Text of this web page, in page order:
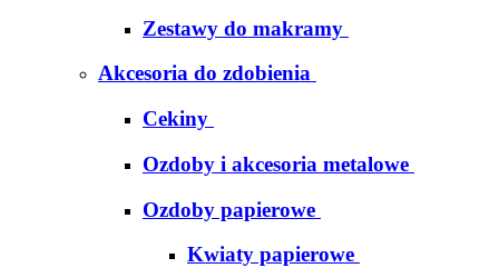
Zestawy do makramy
Akcesoria do zdobienia
Cekiny
Ozdoby i akcesoria metalowe
Ozdoby papierowe
Kwiaty papierowe